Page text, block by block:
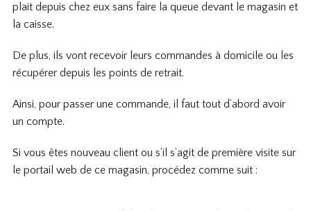
plait depuis chez eux sans faire la queue devant le magasin et
la caisse.
De plus, ils vont recevoir leurs commandes à domicile ou les
récupérer depuis les points de retrait.
Ainsi, pour passer une commande, il faut tout d’abord avoir
un compte.
Si vous êtes nouveau client ou s’il s’agit de première visite sur
le portail web de ce magasin, procédez comme suit :